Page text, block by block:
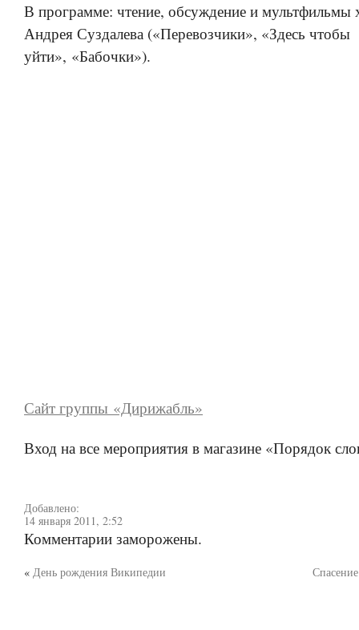
В программе: чтение, обсуждение и мультфильмы
Андрея Суздалева («Перевозчики», «Здесь чтобы
уйти», «Бабочки»).
Сайт группы «Дирижабль»
Вход на все мероприятия в магазине «Порядок
Добавлено:
14 января 2011, 2:52
Комментарии заморожены.
« День рождения Википедии